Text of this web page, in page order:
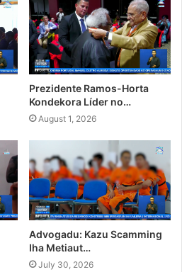
Prezidente Ramos-Horta
Kondekora Líder no…
August 1, 2026
Advogadu: Kazu Scamming
Iha Metiaut…
July 30, 2026